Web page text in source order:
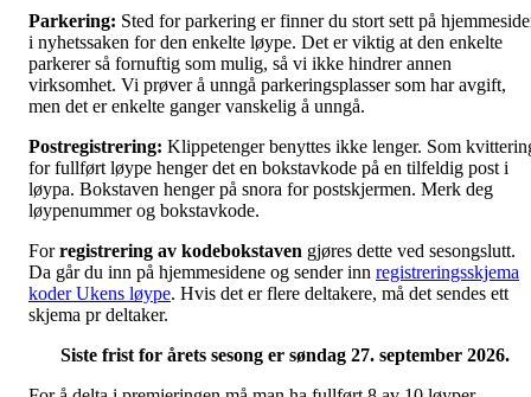
Parkering: Sted for parkering er finner du stort sett på
i nyhetssaken for den enkelte løype. Det er viktig at den enkelte
parkerer så fornuftig som mulig, så vi ikke hindrer annen
virksomhet. Vi prøver å unngå parkeringsplasser som har avgift,
men det er enkelte ganger vanskelig å unngå.
Postregistrering: Klippetenger benyttes ikke lenger. Som
for fullført løype henger det en bokstavkode på en tilfeldig post i
løypa. Bokstaven henger på snora for postskjermen. Merk deg
løypenummer og bokstavkode.
Forregistrering av kodebokstaven gjøres dette ved sesongslutt.
Da går du inn på hjemmesidene og sender inn registreringsskjema
koder Ukens løype. Hvis det er flere deltakere, må det sendes ett
skjema pr deltaker.
Siste frist for årets sesong er søndag 27. september 2026.